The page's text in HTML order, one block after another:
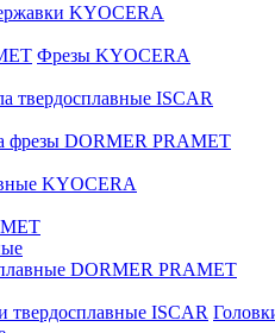
KYOCERA
Фрезы KYOCERA
твердосплавные ISCAR
фрезы DORMER PRAMET
KYOCERA
DORMER PRAMET
твердосплавные ISCAR